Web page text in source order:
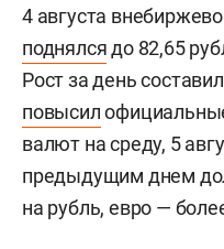
4 августа
поднялсядо 82,65
Рост за день
повысил
валют на среду, 5
предыдущим днем
на рубль, евро —